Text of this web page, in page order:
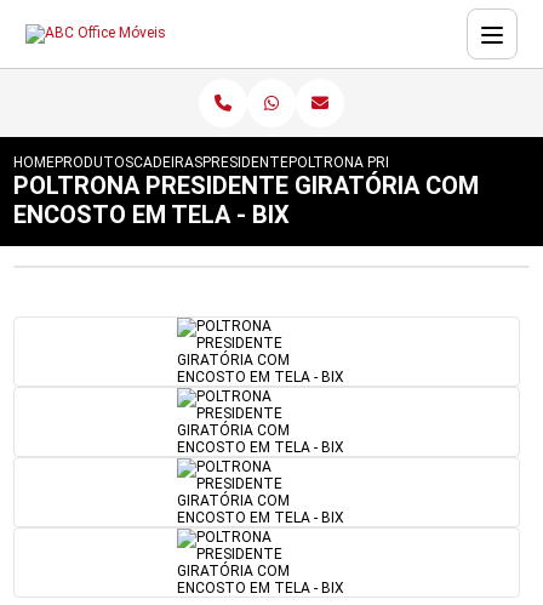
HOMEPRODUTOSCADEIRASPRESIDENTEPOLTRONA PRESIDENTE
POLTRONA PRESIDENTE GIRATÓRIA COM
ENCOSTO EM TELA - BIX